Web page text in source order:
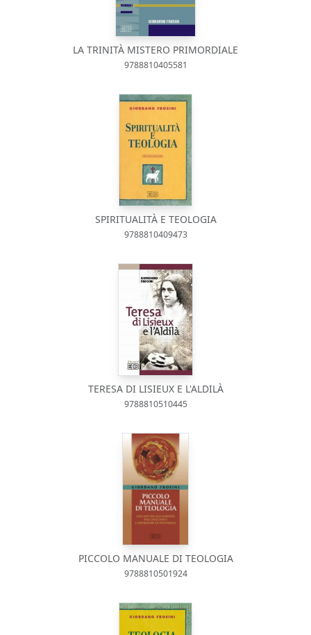
LA TRINITÀ MISTERO PRIMORDIALE
9788810405581
SPIRITUALITÀ E TEOLOGIA
9788810409473
TERESA DI LISIEUX E L'ALDILÀ
9788810510445
PICCOLO MANUALE DI TEOLOGIA
9788810501924